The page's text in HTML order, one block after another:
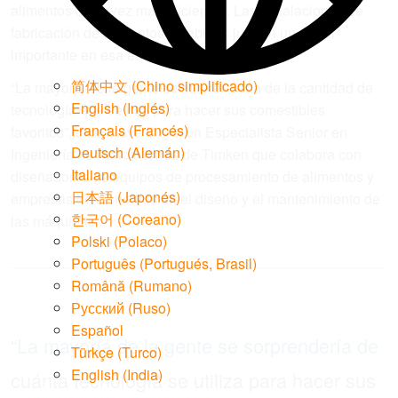
简体中文 (Chino simplificado)
English (Inglés)
Français (Francés)
Deutsch (Alemán)
Italiano
日本語 (Japonés)
한국어 (Coreano)
Polski (Polaco)
Português (Portugués, Brasil)
Română (Rumano)
Русский (Ruso)
Español
Türkçe (Turco)
English (India)
alimentos cada vez más eficientes. Las instalaciones de
fabricación de alimentos y bebidas juegan un papel
importante en esa ecuación.
“La mayoría de la gente se sorprendería de la cantidad de
tecnología que se usa para hacer sus comestibles
favoritos”, dice Steve Boyd, un Especialista Senior en
Ingeniería de Aplicaciones de Timken que colabora con
diseñadores de equipos de procesamiento de alimentos y
empresas de alimentos en el diseño y el mantenimiento de
las máquinas.
“La mayoría de la gente se sorprendería de
cuánta tecnología se utiliza para hacer sus